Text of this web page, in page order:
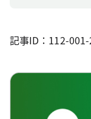
記事ID：112-